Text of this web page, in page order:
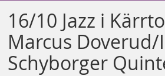
16/10 Jazz i
Marcus
Schyborger